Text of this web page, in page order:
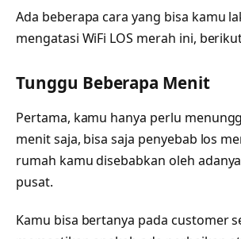
Ada beberapa cara yang bisa kamu
mengatasi WiFi LOS merah ini,
Tunggu Beberapa Menit
Pertama, kamu hanya perlu
menit saja, bisa saja penyebab los
rumah kamu disebabkan oleh
pusat.
Kamu bisa bertanya pada customer